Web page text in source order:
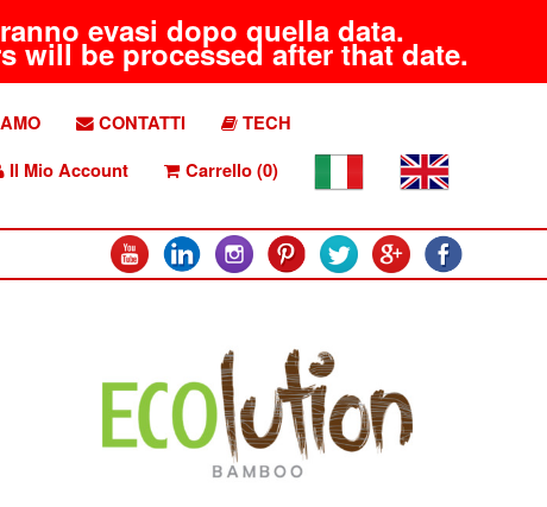
evasi dopo quella data.
will be processed after that date.
CONTATTI
TECH
Il Mio Account
Carrello (0)